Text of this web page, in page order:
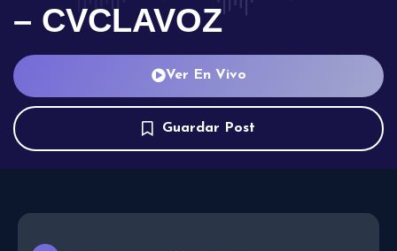
– CVCLAVOZ
Ver En Vivo
Guardar Post